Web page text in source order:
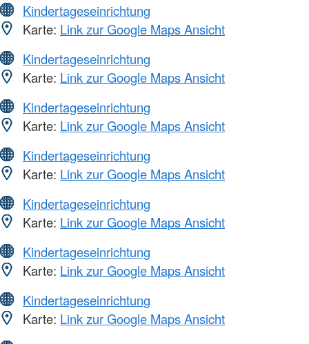
Kindertageseinrichtung
Karte: Link zur Google Maps Ansicht
Kindertageseinrichtung
Karte: Link zur Google Maps Ansicht
Kindertageseinrichtung
Karte: Link zur Google Maps Ansicht
Kindertageseinrichtung
Karte: Link zur Google Maps Ansicht
Kindertageseinrichtung
Karte: Link zur Google Maps Ansicht
Kindertageseinrichtung
Karte: Link zur Google Maps Ansicht
Kindertageseinrichtung
Karte: Link zur Google Maps Ansicht